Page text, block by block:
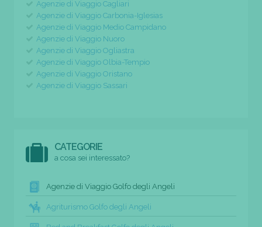
Agenzie di Viaggio Cagliari
Agenzie di Viaggio Carbonia-Iglesias
Agenzie di Viaggio Medio Campidano
Agenzie di Viaggio Nuoro
Agenzie di Viaggio Ogliastra
Agenzie di Viaggio Olbia-Tempio
Agenzie di Viaggio Oristano
Agenzie di Viaggio Sassari
CATEGORIE
a cosa sei interessato?
Agenzie di Viaggio Golfo degli Angeli
Agriturismo Golfo degli Angeli